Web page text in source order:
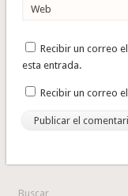
Web
Recibir un correo
esta entrada.
Recibir un correo
Buscar